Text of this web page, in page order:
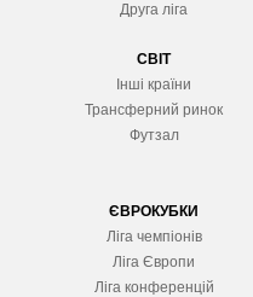
Друга ліга
СВІТ
Інші країни
Трансферний ринок
Футзал
ЄВРОКУБКИ
Ліга чемпіонів
Ліга Європи
Ліга конференцій